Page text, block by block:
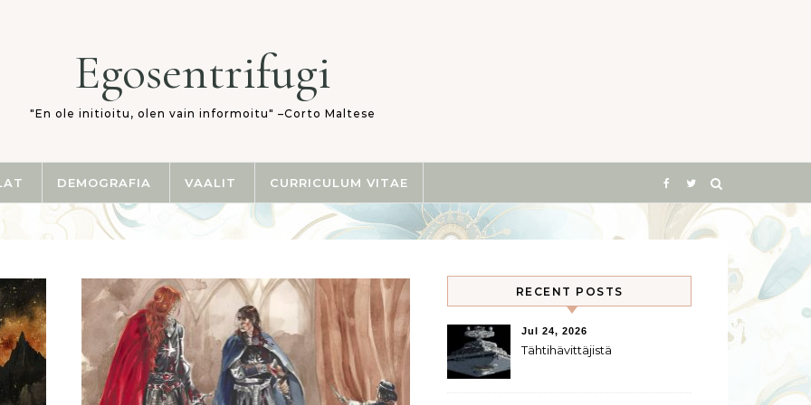
Egosentrifugi
"En ole initioitu, olen vain informoitu" –Corto Maltese
DEMOGRAFIA VAALIT CURRICULUM VITAE
RECENT POSTS
Jul 24, 2026
Tähtihävittäjistä